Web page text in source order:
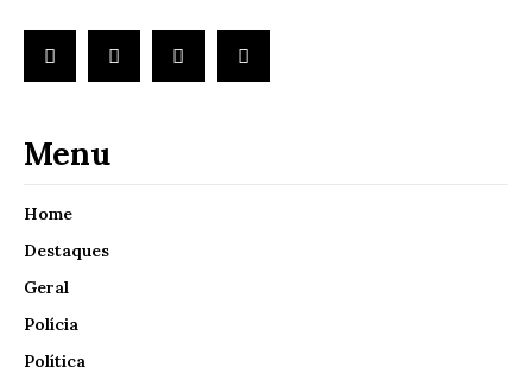
Menu
Home
Destaques
Geral
Polícia
Política